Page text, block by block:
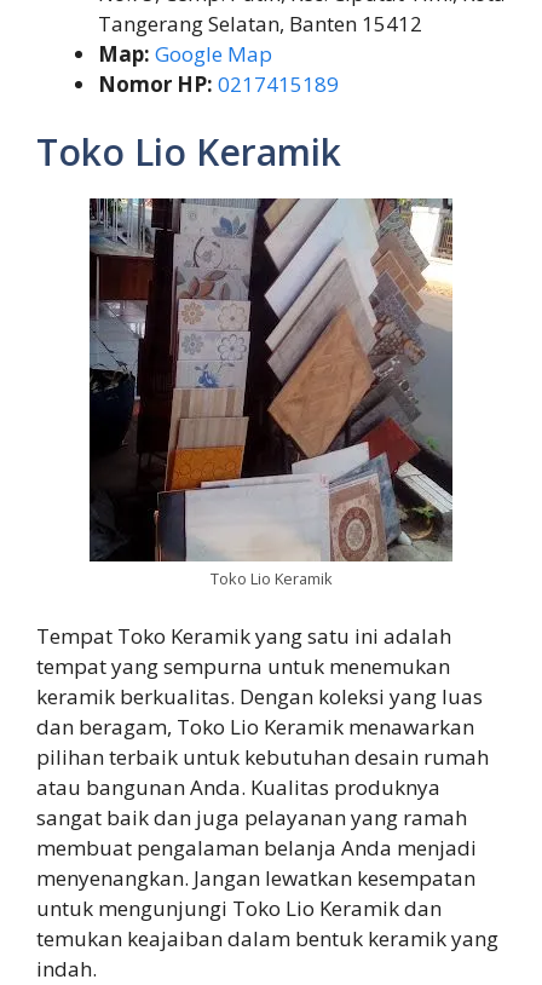
Tangerang Selatan, Banten 15412
Map: Google Map
Nomor HP: 0217415189
Toko Lio Keramik
Toko Lio Keramik
Tempat Toko Keramik yang satu ini adalah
tempat yang sempurna untuk menemukan
keramik berkualitas. Dengan koleksi yang luas
dan beragam, Toko Lio Keramik menawarkan
pilihan terbaik untuk kebutuhan desain rumah
atau bangunan Anda. Kualitas produknya
sangat baik dan juga pelayanan yang ramah
membuat pengalaman belanja Anda menjadi
menyenangkan. Jangan lewatkan kesempatan
untuk mengunjungi Toko Lio Keramik dan
temukan keajaiban dalam bentuk keramik yang
indah.